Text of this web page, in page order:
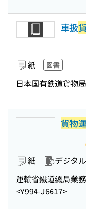
車扱
紙 図書
日本国有鉄道貨物局
貨物
紙 デジタル
運輸省鐵道總局業
<Y994-J6617>